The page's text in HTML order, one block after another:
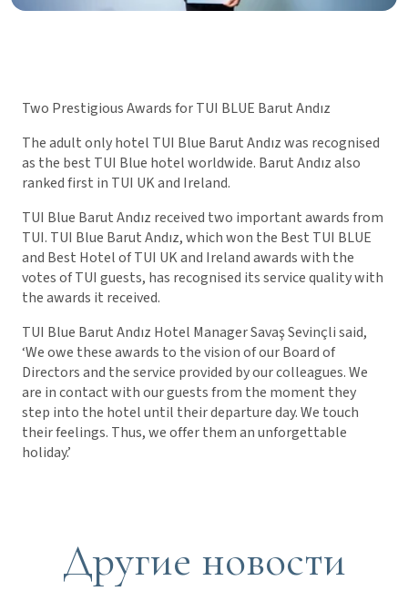
Two Prestigious Awards for TUI BLUE Barut Andız
The adult only hotel TUI Blue Barut Andız was recognised
as the best TUI Blue hotel worldwide. Barut Andız also
ranked first in TUI UK and Ireland.
TUI Blue Barut Andız received two important awards from
TUI. TUI Blue Barut Andız, which won the Best TUI BLUE
and Best Hotel of TUI UK and Ireland awards with the
votes of TUI guests, has recognised its service quality with
the awards it received.
TUI Blue Barut Andız Hotel Manager Savaş Sevinçli said,
‘We owe these awards to the vision of our Board of
Directors and the service provided by our colleagues. We
are in contact with our guests from the moment they
step into the hotel until their departure day. We touch
their feelings. Thus, we offer them an unforgettable
holiday.’
Другие новости